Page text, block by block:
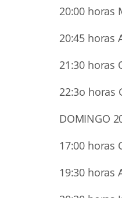
20:00 horas
20:45 horas
21:30 horas
22:3o horas
DOMINGO
17:00 horas
19:30 horas